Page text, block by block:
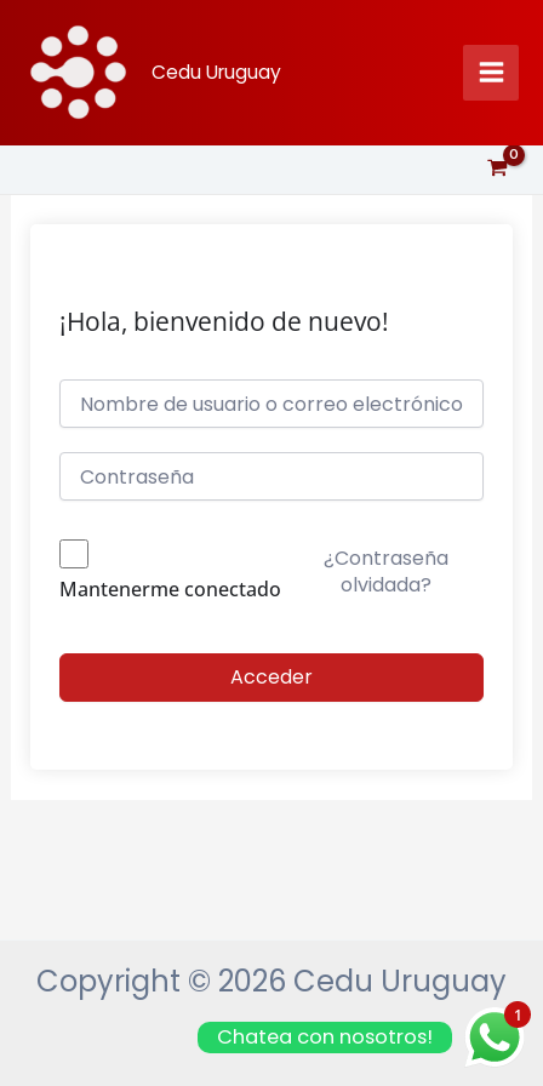
contenido
Cedu Uruguay
¡Hola, bienvenido de nuevo!
Mantenerme conectado
¿Contraseña
olvidada?
Acceder
Copyright © 2026 Cedu Uruguay
1
Chatea con nosotros!